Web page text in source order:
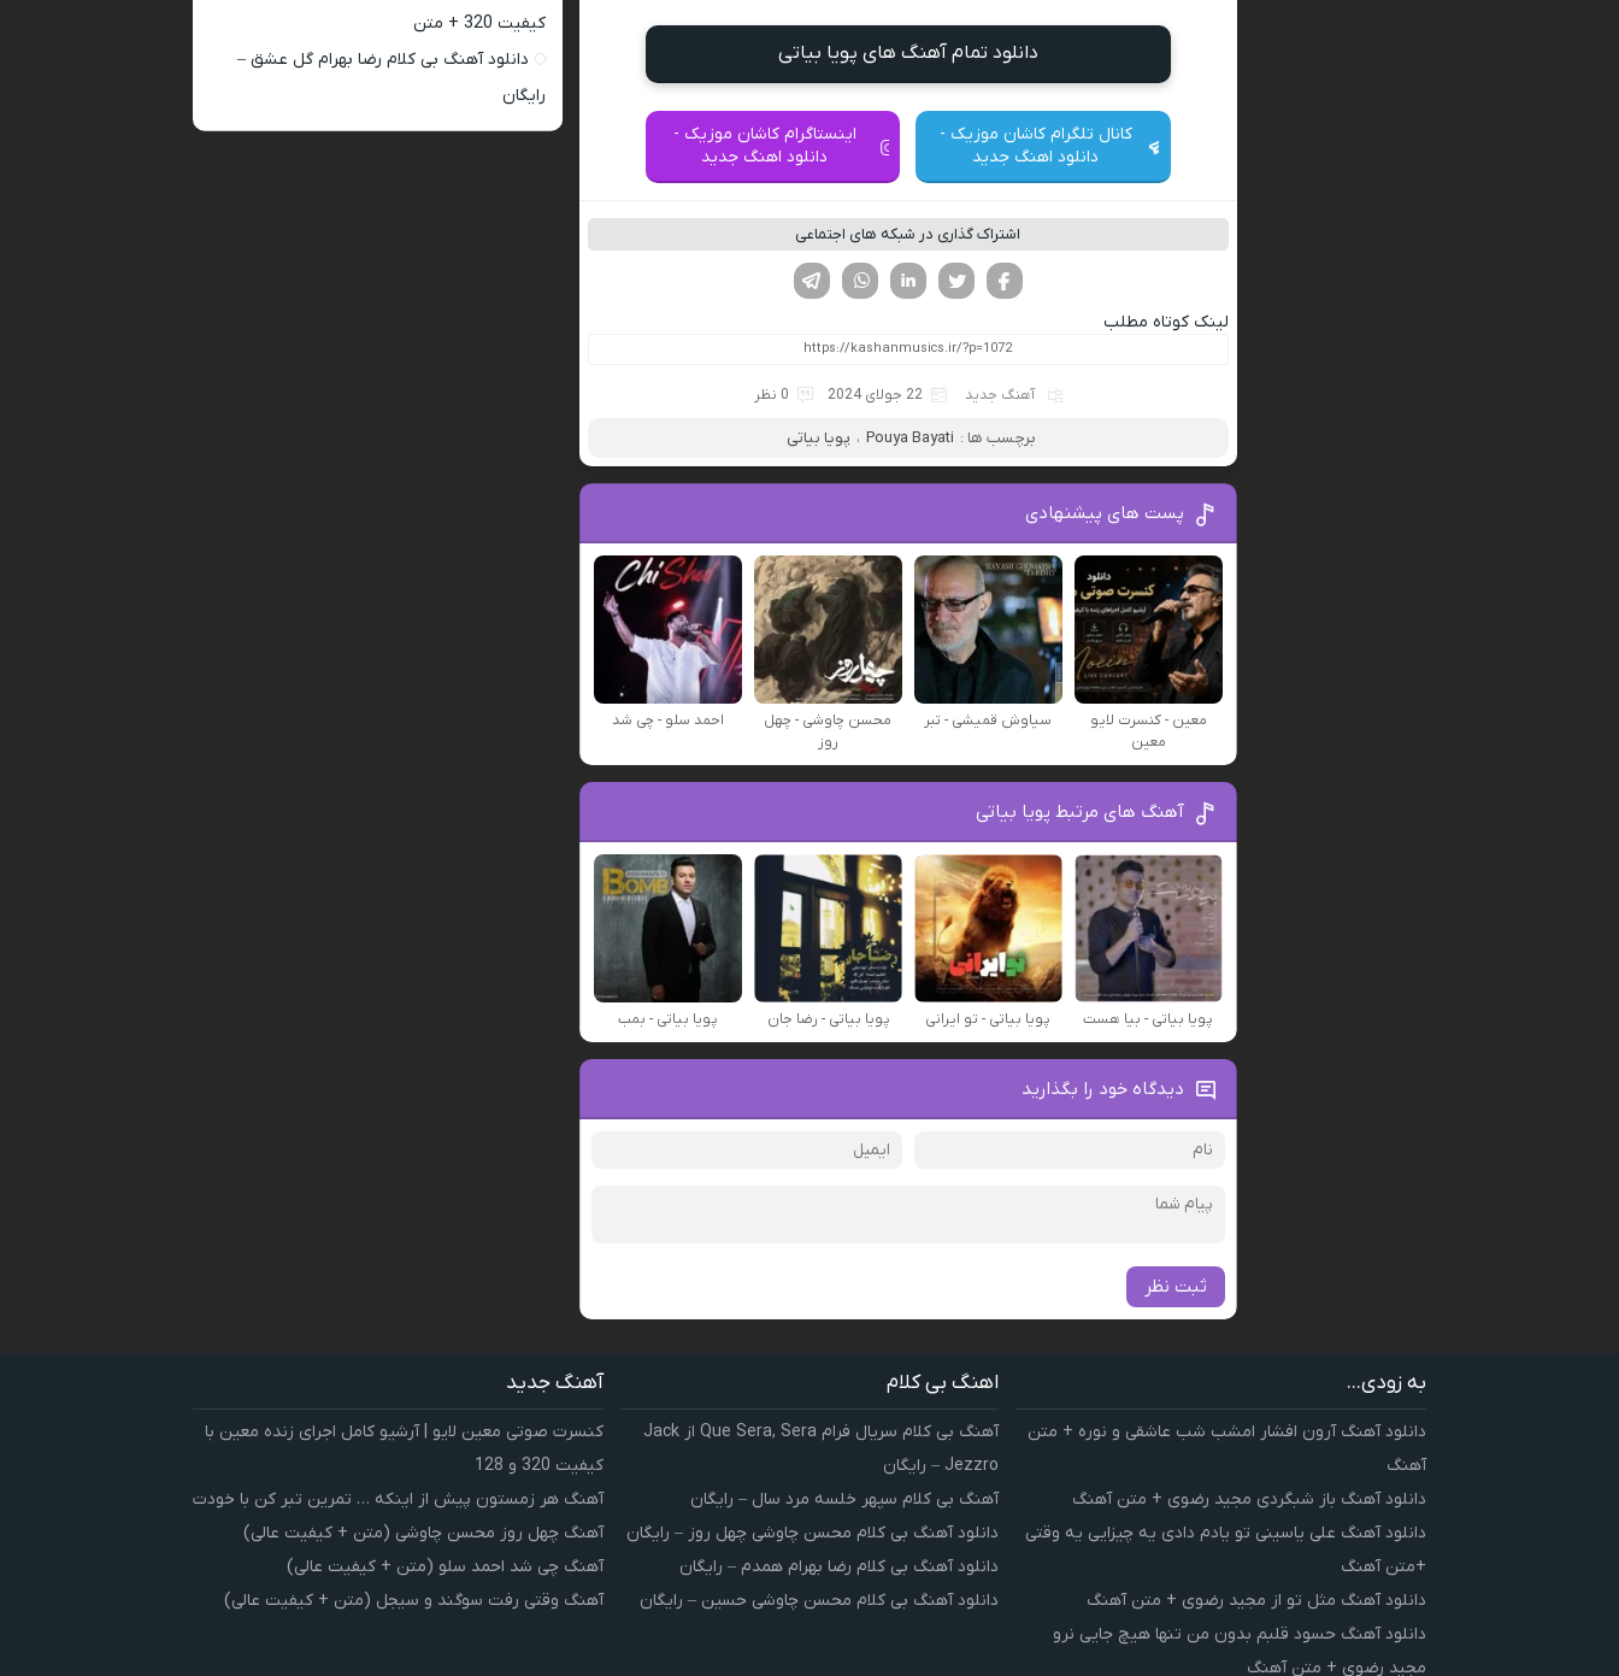
دانلود تمام آهنگ های پویا بیاتی
کانال تلگرام کاشان موزیک -
دانلود اهنگ جدید
اینستاگرام کاشان موزیک -
دانلود اهنگ جدید
اشتراک گذاری در شبکه های اجتماعی
لینکدین تویتر
فیسوک
لینک کوتاه مطلب
آهنگ جدید 22 جولای 2024 0 نظر
برچسب ها : Pouya Bayati ، پویا بیاتی
پست های پیشنهادی
معین - کنسرت لایو
معین
سیاوش قمیشی - تبر
محسن چاوشی - چهل
روز
احمد سلو - چی شد
آهنگ های مرتبط پویا بیاتی
پویا بیاتی - بیا هست پویا بیاتی - تو ایرانی پویا بیاتی - رضا جان پویا بیاتی - بمب
دیدگاه خود را بگذارید
ثبت نظر
کیفیت 320 + متن
دانلود آهنگ بی کلام رضا بهرام گل عشق –
رایگان
به زودی...
دانلود آهنگ آرون افشار امشب شب عاشقی و نوره + متن
آهنگ
دانلود آهنگ باز شبگردی مجید رضوی + متن آهنگ
دانلود آهنگ علی یاسینی تو یادم دادی یه چیزایی یه وقتی
+متن آهنگ
دانلود آهنگ مثل تو از مجید رضوی + متن آهنگ
دانلود آهنگ حسود قلبم بدون من تنها هیچ جایی نرو
مجید رضوی + متن آهنگ
اهنگ بی کلام
آهنگ بی کلام سریال فرام Que Sera, Sera از Jack
Jezzro – رایگان
آهنگ بی کلام سپهر خلسه مرد سال – رایگان
دانلود آهنگ بی کلام محسن چاوشی چهل روز – رایگان
دانلود آهنگ بی کلام رضا بهرام همدم – رایگان
دانلود آهنگ بی کلام محسن چاوشی حسین – رایگان
آهنگ جدید
کنسرت صوتی معین لایو | آرشیو کامل اجرای زنده معین با
کیفیت 320 و 128
آهنگ هر زمستون پیش از اینکه … تمرین تبر کن با خودت
آهنگ چهل روز محسن چاوشی (متن + کیفیت عالی)
آهنگ چی شد احمد سلو (متن + کیفیت عالی)
آهنگ وقتی رفت سوگند و سیجل (متن + کیفیت عالی)